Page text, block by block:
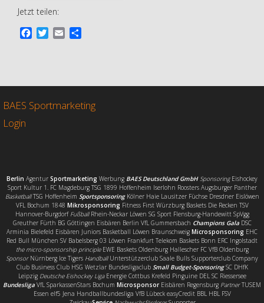
Jetzt teilen:
o
k
r
BAES Sportmarketing
Login
Berlin Agentur Sportmarketing Werbung BAES Deutschland GmbH SponsoringEishockey
Sport Kultur 1. FC Magdeburg TSG 1899 Hoffenheim Iserlohn Roosters Augsburger Panther
BasketballTSG Hoffenheim SportsponsoringKölner Haie Lausitzer Füchse Dresdner Eislöwen
VFL Bochum 1848 Mikrosponsoring Fitness First Würzburg Baskets Die Recken TSV
Hannover-Burgdorf FußballRhein-Neckar Löwen SG Sport Flensburg-Handewitt SpVgg
Greuther Fürth BG Göttingen Eisbären Berlin VfL Gummersbach Champions GalaDSC
Arminia Bielefeld Eisbären Juniors Basketball Löwen Braunschweig Microsponsoring EHC
Red Bull München SV Babelsberg 03 Löwen Frankfurt Telekom Baskets Bonn ERC Ingolstadt
the micro-sponsorship principleEWE Baskets Oldenburg Hallescher FC VfB Oldenburg
SponsorNürnberg Ice Tigers HandballUnterstützerclub Saale Bulls Supporterclub Company
Club Business Club HSG Wetzlar Bundesligaclub Small Budget-SponsoringSC DHfK
Leipzig Deutsche Eishockey LigaEnergie Cottbus Krefeld Pinguine DEL SC Riessersee
Bundesliga VfL SparkassenStars Bochum MicrosponsorEisbären Regensburg PartnerTUSEM
Essen elf5 Jena Handballbundesliga VfB Lübeck easyCredit BBL HBL FSV